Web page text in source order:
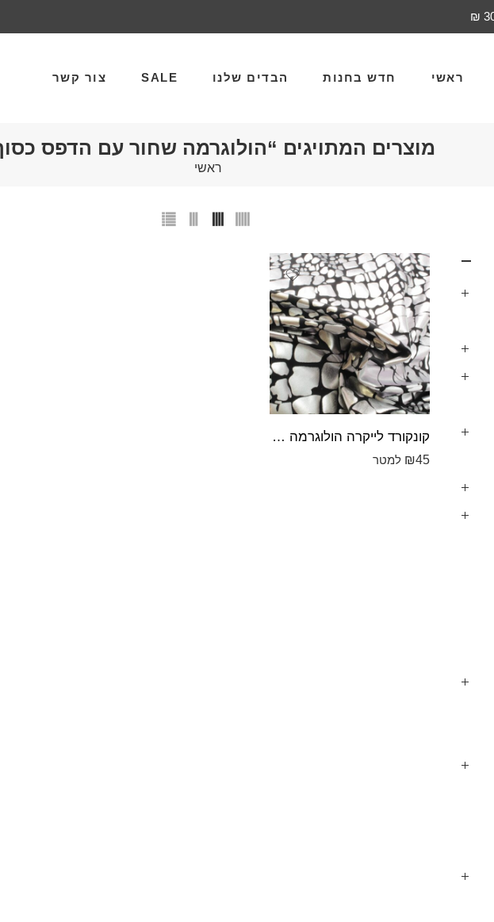
ראשי חדש בחנות הבדים שלנו SALE צור קשר
מוצרים המתויגים “הולוגרמה שחור עם הדפס
ראשי
קונקורד לייקרה הולוגרמה דק הולוגרמה שחור עם הדפס כסוף
₪45 למטר